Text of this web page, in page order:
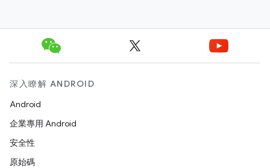
深入瞭解 ANDROID
Android
企業專用 Android
安全性
原始碼